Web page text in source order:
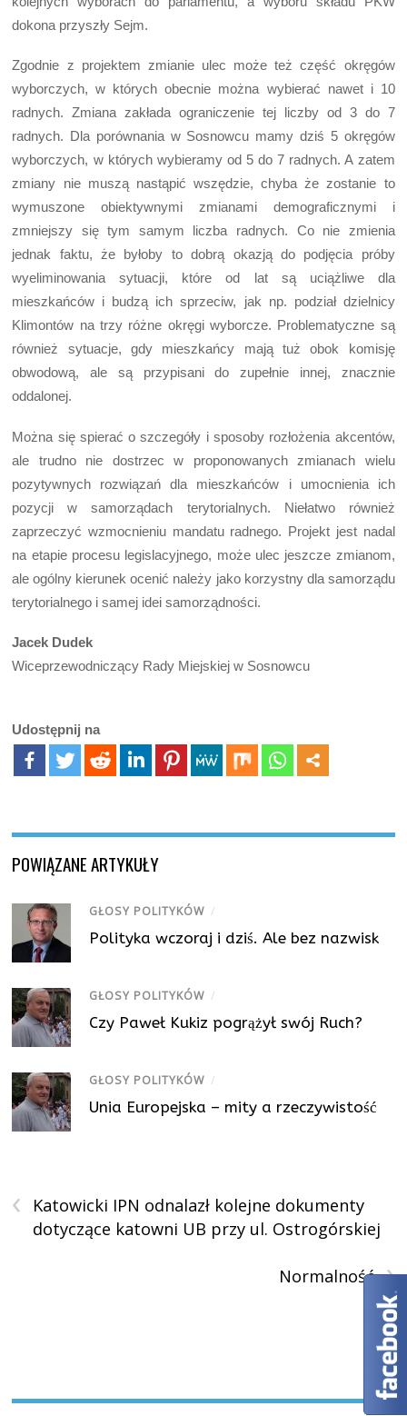
dokona przyszły Sejm.
Zgodnie z projektem zmianie ulec może też część okręgów
wyborczych, w których obecnie można wybierać nawet i 10
radnych. Zmiana zakłada ograniczenie tej liczby od 3 do 7
radnych. Dla porównania w Sosnowcu mamy dziś 5 okręgów
wyborczych, w których wybieramy od 5 do 7 radnych. A zatem
zmiany nie muszą nastąpić wszędzie, chyba że zostanie to
wymuszone obiektywnymi zmianami demograficznymi i
zmniejszy się tym samym liczba radnych. Co nie zmienia
jednak faktu, że byłoby to dobrą okazją do podjęcia próby
wyeliminowania sytuacji, które od lat są uciążliwe dla
mieszkańców i budzą ich sprzeciw, jak np. podział dzielnicy
Klimontów na trzy różne okręgi wyborcze. Problematyczne są
również sytuacje, gdy mieszkańcy mają tuż obok komisję
obwodową, ale są przypisani do zupełnie innej, znacznie
oddalonej.
Można się spierać o szczegóły i sposoby rozłożenia akcentów,
ale trudno nie dostrzec w proponowanych zmianach wielu
pozytywnych rozwiązań dla mieszkańców i umocnienia ich
pozycji w samorządach terytorialnych. Niełatwo również
zaprzeczyć wzmocnieniu mandatu radnego. Projekt jest nadal
na etapie procesu legislacyjnego, może ulec jeszcze zmianom,
ale ogólny kierunek ocenić należy jako korzystny dla samorządu
terytorialnego i samej idei samorządności.
Jacek Dudek
Wiceprzewodniczący Rady Miejskiej w Sosnowcu
Udostępnij na
POWIĄZANE ARTYKUŁY
GŁOSY POLITYKÓW /
Polityka wczoraj i dziś. Ale bez nazwisk
GŁOSY POLITYKÓW /
Czy Paweł Kukiz pogrążył swój Ruch?
GŁOSY POLITYKÓW /
Unia Europejska – mity a rzeczywistość
‹
Katowicki IPN odnalazł kolejne dokumenty
dotyczące katowni UB przy ul. Ostrogórskiej
›
Normalność